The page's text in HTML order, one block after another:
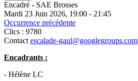
Encadré - SAE Brosses
Mardi 23 Juin 2026, 19:00 - 21:45
Occurrence précédente
Clics : 9780
Contact escalade-gaul@googlegroups.com
Encadrants :
- Hélène LC